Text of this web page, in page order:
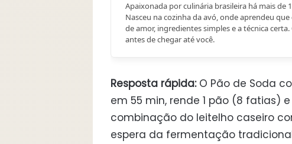
Apaixonada por culinária brasileira há mais de
Nasceu na cozinha da avó, onde aprendeu
de amor, ingredientes simples e a técnica
antes de chegar até você.
Resposta rápida:O Pão de Soda
em 55 min, rende 1 pão (8 fatias)
combinação do leitelho caseiro
espera da fermentação